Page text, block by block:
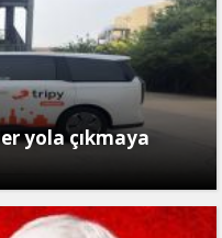
yola çıkmaya